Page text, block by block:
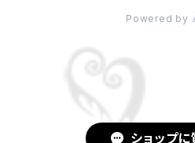
ショップ
Powered by